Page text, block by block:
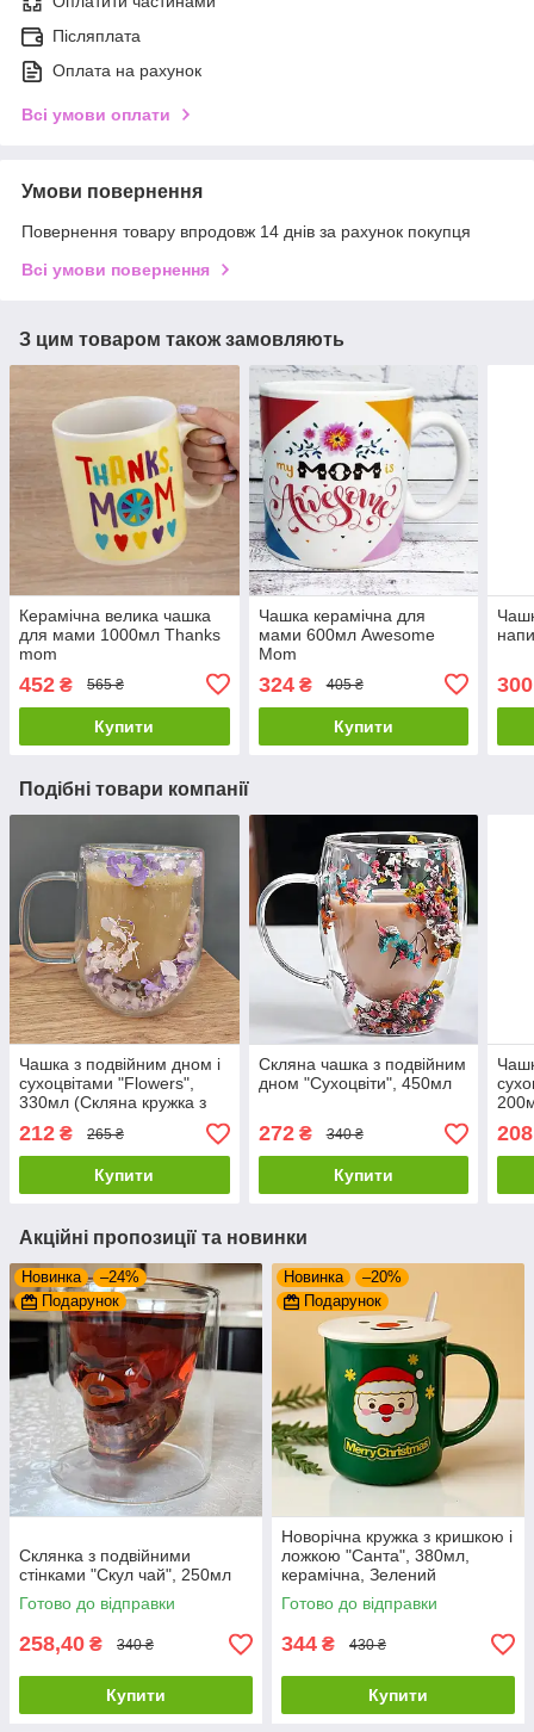
Післяплата
Оплата на рахунок
Всі умови оплати
Умови повернення
Повернення товару впродовж 14 днів за рахунок покупця
Всі умови повернення
З цим товаром також замовляють
Керамічна велика чашка
для мами 1000мл Thanks
mom
452 ₴ 565 ₴
Купити
Чашка керамічна для
мами 600мл Awesome
Mom
324₴ 405 ₴
Купити
300
Подібні товари компанії
Чашка з подвійним дном і
сухоцвітами "Flowers",
330мл (Скляна кружка з
212 ₴ 265 ₴
Купити
Скляна чашка з подвійним
дном "Сухоцвіти", 450мл
272₴ 340 ₴
Купити
208
Акційні пропозиції та новинки
Новинка
–24%
Подарунок
Склянка з подвійними
стінками "Скул чай", 250мл
Готово до відправки
258,40 ₴ 340 ₴
Купити
Новинка
–20%
Подарунок
Новорічна кружка з кришкою і
ложкою "Санта", 380мл,
керамічна, Зелений
Готово до відправки
344 ₴ 430 ₴
Купити